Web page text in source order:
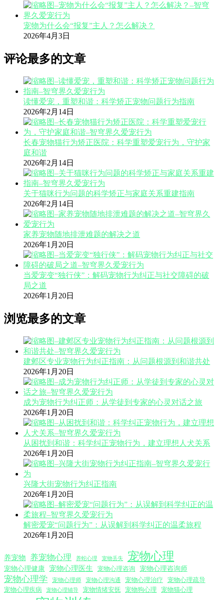
宠物为什么会“报复”主人？怎么解决？
2026年4月3日
评论最多的文章
读懂爱宠，重塑和谐：科学矫正宠物问题行为指南
2026年2月14日
长春宠物猫行为矫正医院：科学重塑爱宠行为，守护家
庭和谐
2026年2月14日
关于猫咪行为问题的科学矫正与家庭关系重建指南
2026年2月14日
家养宠物随地排泄难题的解决之道
2026年1月20日
当爱宠变“独行侠”：解码宠物行为纠正与社交障碍的破
局之道
2026年1月20日
浏览最多的文章
建邺区专业宠物行为纠正指南：从问题根源到和谐共处
2026年1月20日
成为宠物行为纠正师：从学徒到专家的心灵对话之旅
2026年1月20日
从困扰到和谐：科学纠正宠物行为，建立理想人犬关系
2026年1月20日
兴隆大街宠物行为纠正指南
2026年1月20日
解密爱宠“问题行为”：从误解到科学纠正的温柔旅程
2026年1月20日
养宠物 养宠物心理 养蛇心理 宠物丢失 宠物心理
宠物心理健康 宠物心理医生 宠物心理咨询 宠物心理咨询师
宠物心理学 宠物心理师 宠物心理沟通 宠物心理治疗
宠物心理疏导
宠物心理疾病
宠物心理辅导 宠物情绪安抚 宠物狗心理 宠物猫心理